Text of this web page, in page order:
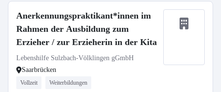
Anerkennungspraktikant*innen im
Rahmen der Ausbildung zum
Erzieher / zur Erzieherin in der Kita
Lebenshilfe Sulzbach-Völklingen gGmbH
Saarbrücken
Vollzeit Weiterbildungen